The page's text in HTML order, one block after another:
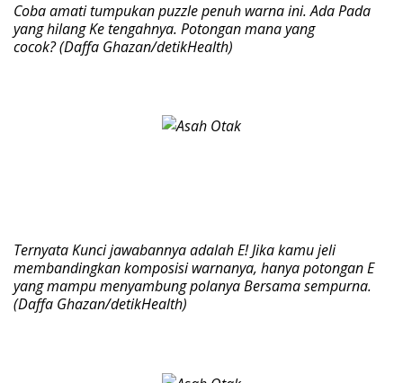
Coba amati tumpukan puzzle penuh warna ini. Ada Pada
yang hilang Ke tengahnya. Potongan mana yang
cocok? (Daffa Ghazan/detikHealth)
Ternyata Kunci jawabannya adalah E! Jika kamu jeli
membandingkan komposisi warnanya, hanya potongan E
yang mampu menyambung polanya Bersama sempurna.
(Daffa Ghazan/detikHealth)